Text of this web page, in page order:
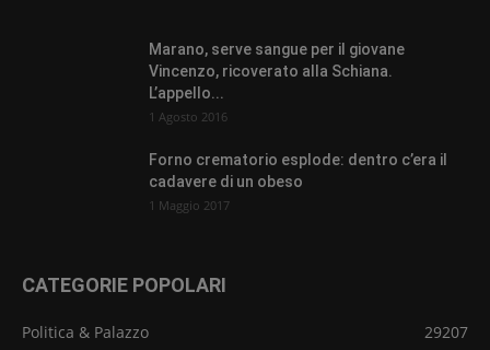
Marano, serve sangue per il giovane
Vincenzo, ricoverato alla Schiana.
L’appello...
1 Agosto 2016
Forno crematorio esplode: dentro c’era il
cadavere di un obeso
1 Maggio 2017
CATEGORIE POPOLARI
Politica & Palazzo
29207